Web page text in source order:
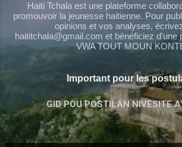
Haiti Tchala est une plateforme
promouvoir la jeunesse haitienne. Pour
opinions et vos analyses,
haititchala@gmail.com et bénéficiez d'une
VWA TOUT MOUN
Important pour les
GID POU POSTILAN NIVÈSITE
TCHALA NS4 PLUS…